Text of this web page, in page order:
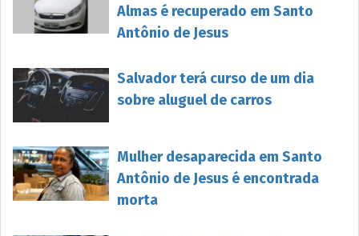
Almas é recuperado em Santo
Antônio de Jesus
Salvador terá curso de um dia
sobre aluguel de carros
Mulher desaparecida em Santo
Antônio de Jesus é encontrada
morta